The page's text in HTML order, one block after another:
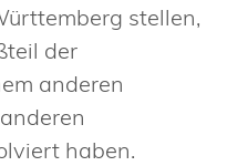
stellen,
der
anderen
haben.